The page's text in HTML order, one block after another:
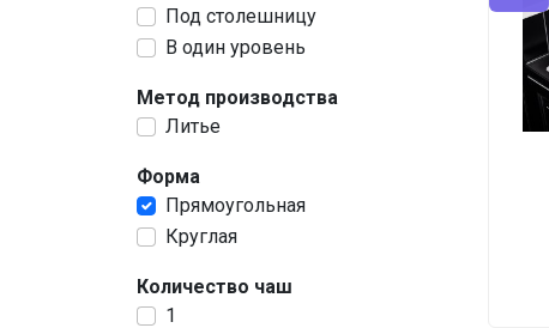
Под столешницу
В один уровень
Метод производства
Литье
Форма
Прямоугольная
Круглая
Количество чаш
1